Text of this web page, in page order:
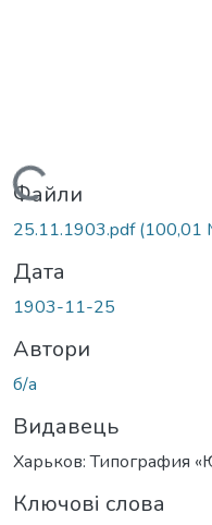
Вантажиться...
Файли
25.11.1903.pdf(100,01
Дата
1903-11-25
Автори
б/а
Видавець
Харьков: Типография
Ключові слова